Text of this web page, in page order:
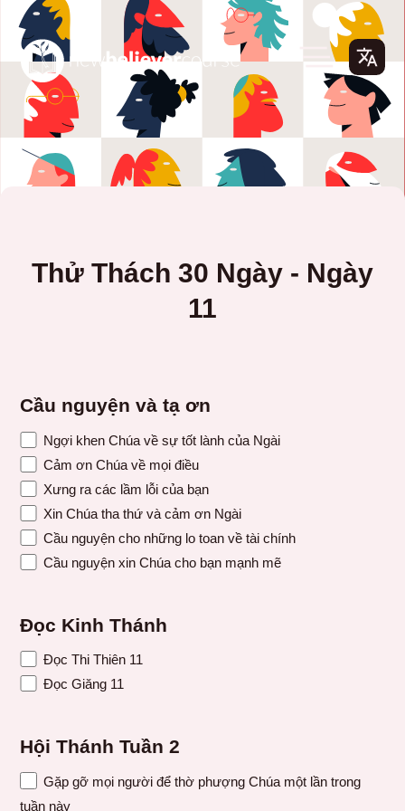
Thử Thách 30 Ngày - Ngày
11
Cầu nguyện và tạ ơn
Ngợi khen Chúa về sự tốt lành của Ngài
Cảm ơn Chúa về mọi điều
Xưng ra các lầm lỗi của bạn
Xin Chúa tha thứ và cảm ơn Ngài
Cầu nguyện cho những lo toan về tài chính
Cầu nguyện xin Chúa cho bạn mạnh mẽ
Đọc Kinh Thánh
Đọc Thi Thiên 11
Đọc Giăng 11
Hội Thánh Tuần 2
Gặp gỡ mọi người để thờ phượng Chúa một lần trong
tuần này